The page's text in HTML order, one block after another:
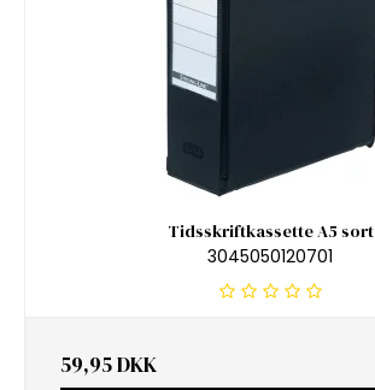
Tidsskriftkassette A5 sort
3045050120701
59,95 DKK